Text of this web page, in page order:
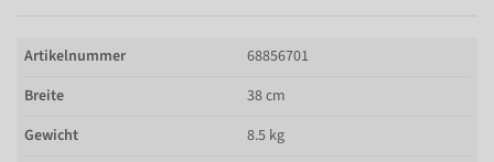
Artikelnummer
68856701
Breite
38 cm
Gewicht
8.5 kg